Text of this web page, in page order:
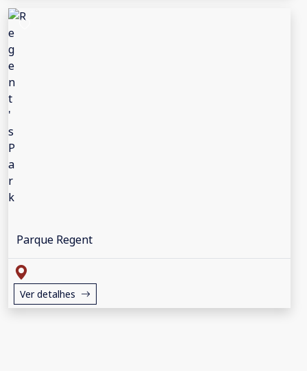
Parque Regent
Ver detalhes